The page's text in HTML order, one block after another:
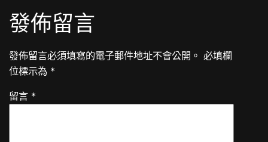
發佈留言
發佈留言必須填寫的電子郵件地址不會公開。 必填欄
位標示為 *
留言 *